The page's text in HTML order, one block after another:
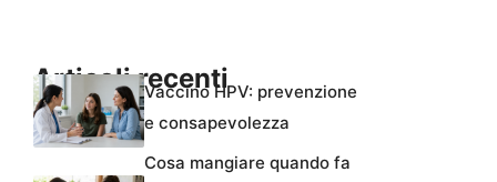
Articoli recentiVaccino HPV: prevenzione
e consapevolezza
Cosa mangiare quando fa